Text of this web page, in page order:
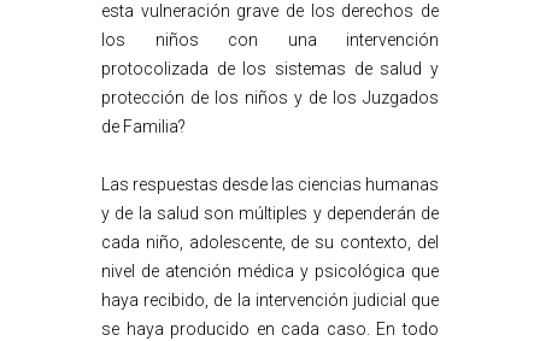
esta vulneración grave de los derechos de
los niños con una intervención
protocolizada de los sistemas de salud y
protección de los niños y de los Juzgados
de Familia?
Las respuestas desde las ciencias humanas
y de la salud son múltiples y dependerán de
cada niño, adolescente, de su contexto, del
nivel de atención médica y psicológica que
haya recibido, de la intervención judicial que
se haya producido en cada caso. En todo